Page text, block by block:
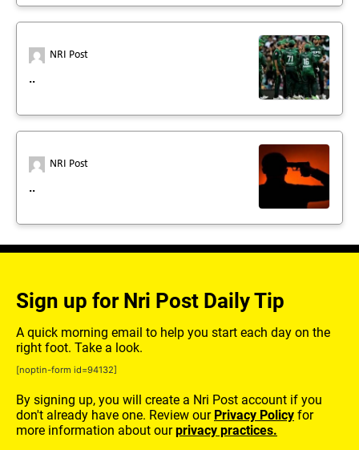
NRI Post
..
NRI Post
..
Sign up for Nri Post Daily Tip
A quick morning email to help you start each day on the
right foot. Take a look.
[noptin-form id=94132]
By signing up, you will create a Nri Post account if you
don't already have one. Review our Privacy Policy for
more information about ourprivacy practices.